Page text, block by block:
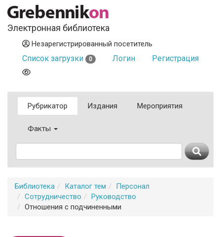
Электронная библиотека
Незарегистрированный посетитель
Список загрузки 0 Логин Регистрация
Рубрикатор Издания Мероприятия
Факты
Библиотека Каталог тем
Персонал
Сотрудничество
Руководство
Отношения с подчиненными